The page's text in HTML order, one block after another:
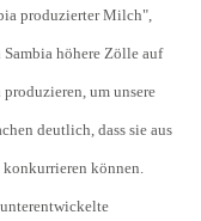
produzierter Milch",
höhere Zölle auf
um unsere
deutlich, dass sie aus
konkurrieren können.